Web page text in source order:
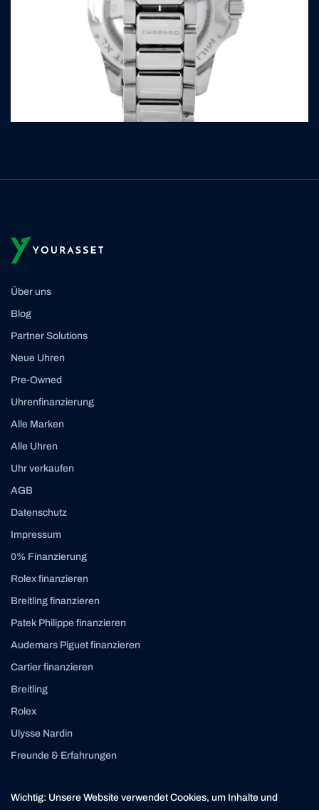
Über uns
Blog
Partner Solutions
Neue Uhren
Pre-Owned
Uhrenfinanzierung
Alle Marken
Alle Uhren
Uhr verkaufen
AGB
Datenschutz
Impressum
0% Finanzierung
Rolex finanzieren
Breitling finanzieren
Patek Philippe finanzieren
Audemars Piguet finanzieren
Cartier finanzieren
Breitling
Rolex
Ulysse Nardin
Freunde & Erfahrungen
Instagram Linkedin
Wichtig: Unsere Website verwendet Cookies, um Inhalte und